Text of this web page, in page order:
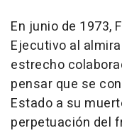
En junio de 1973,
Ejecutivo al
estrecho
pensar que se
Estado a su
perpetuación del